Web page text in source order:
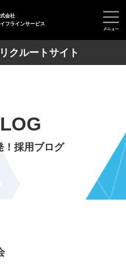
会社
フラインサービス
クルートサイト
！採用ブログ